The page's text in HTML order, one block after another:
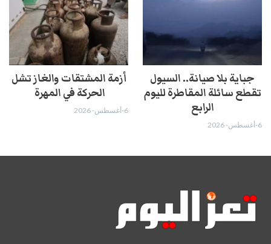
جباية بلا صيانة.. السيول
تقطع سائلة المقاطرة لليوم
الرابع
6-أغسطس- 2026
أزمة المشتقات والغاز تشل
الحركة في المهرة ​
6-أغسطس- 2026